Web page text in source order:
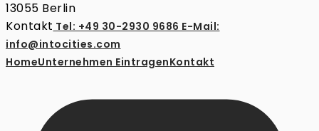
13055 Berlin
Kontakt Tel: +49 30-2930 9686 E-Mail:
info@intocities.com
HomeUnternehmen EintragenKontakt